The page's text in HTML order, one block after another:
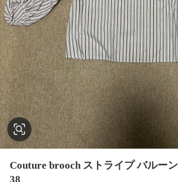
Couture brooch ストライプ バルー
38